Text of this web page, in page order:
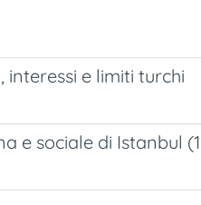
e limiti turchi
e sociale di Istanbul